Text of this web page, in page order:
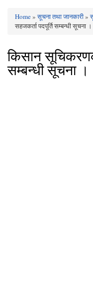
You are here
Home»सूचना तथा जानकारी»
सहजकर्ता पदपूर्ति सम्बन्धी सूचना ।
किसान
सम्बन्धी सूचना ।